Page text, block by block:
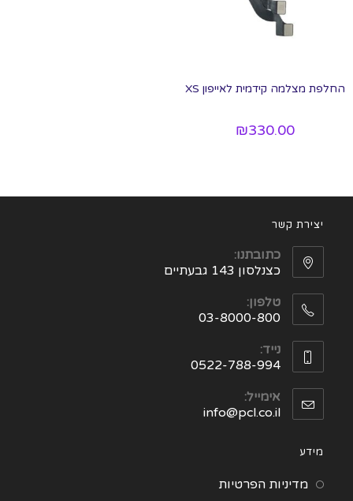
החלפת מצלמה קידמית לאייפון XS
₪330.00
יצירת קשר
כתובתנו:
כצנלסון 143 גבעתיים
טלפון:
03-8000-800
נייד:
0522-788-994
אימייל:
info@pcl.co.il
מידע
מדיניות הפרטיות